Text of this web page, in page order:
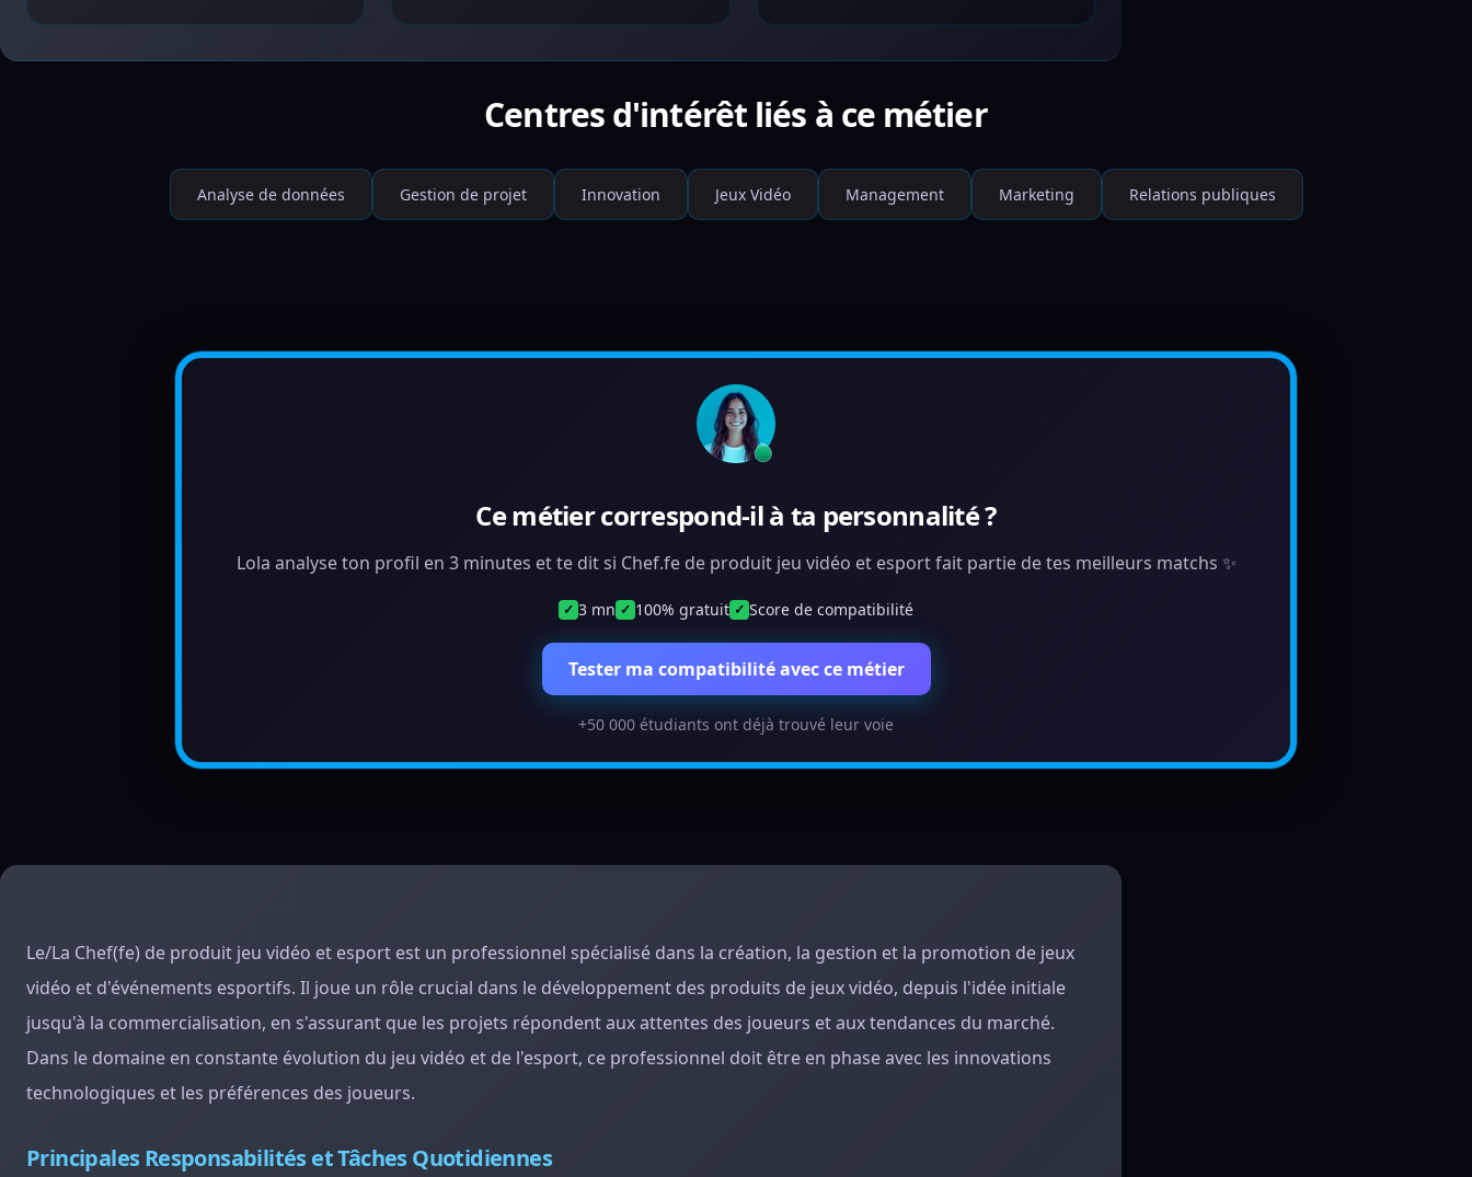
Centres d'intérêt liés à ce métier
Analyse de données Gestion de projet Innovation Jeux Vidéo Management Marketing Relations publiques
Ce métier correspond-il à ta personnalité ?
Lola analyse ton profil en 3 minutes et te dit si Chef.fe de produit jeu vidéo et esport fait partie de tes meilleurs matchs ✨
✓ 3 mn ✓ 100% gratuit ✓ Score de compatibilité
Tester ma compatibilité avec ce métier
+50 000 étudiants ont déjà trouvé leur voie
Le/La Chef(fe) de produit jeu vidéo et esport est un professionnel spécialisé dans la création, la gestion et la promotion de jeux
vidéo et d'événements esportifs. Il joue un rôle crucial dans le développement des produits de jeux vidéo, depuis l'idée initiale
jusqu'à la commercialisation, en s'assurant que les projets répondent aux attentes des joueurs et aux tendances du marché.
Dans le domaine en constante évolution du jeu vidéo et de l'esport, ce professionnel doit être en phase avec les innovations
technologiques et les préférences des joueurs.
Principales Responsabilités et Tâches Quotidiennes